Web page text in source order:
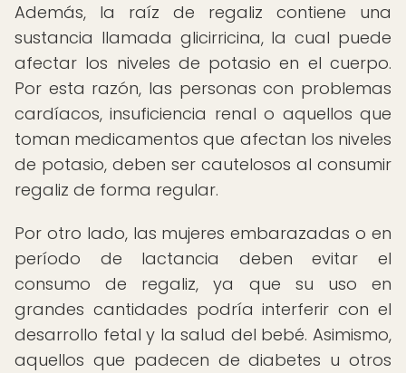
Además, la raíz de regaliz contiene una
sustancia llamada glicirricina, la cual puede
afectar los niveles de potasio en el cuerpo.
Por esta razón, las personas con problemas
cardíacos, insuficiencia renal o aquellos que
toman medicamentos que afectan los niveles
de potasio, deben ser cautelosos al consumir
regaliz de forma regular.
Por otro lado, las mujeres embarazadas o en
período de lactancia deben evitar el
consumo de regaliz, ya que su uso en
grandes cantidades podría interferir con el
desarrollo fetal y la salud del bebé. Asimismo,
aquellos que padecen de diabetes u otros